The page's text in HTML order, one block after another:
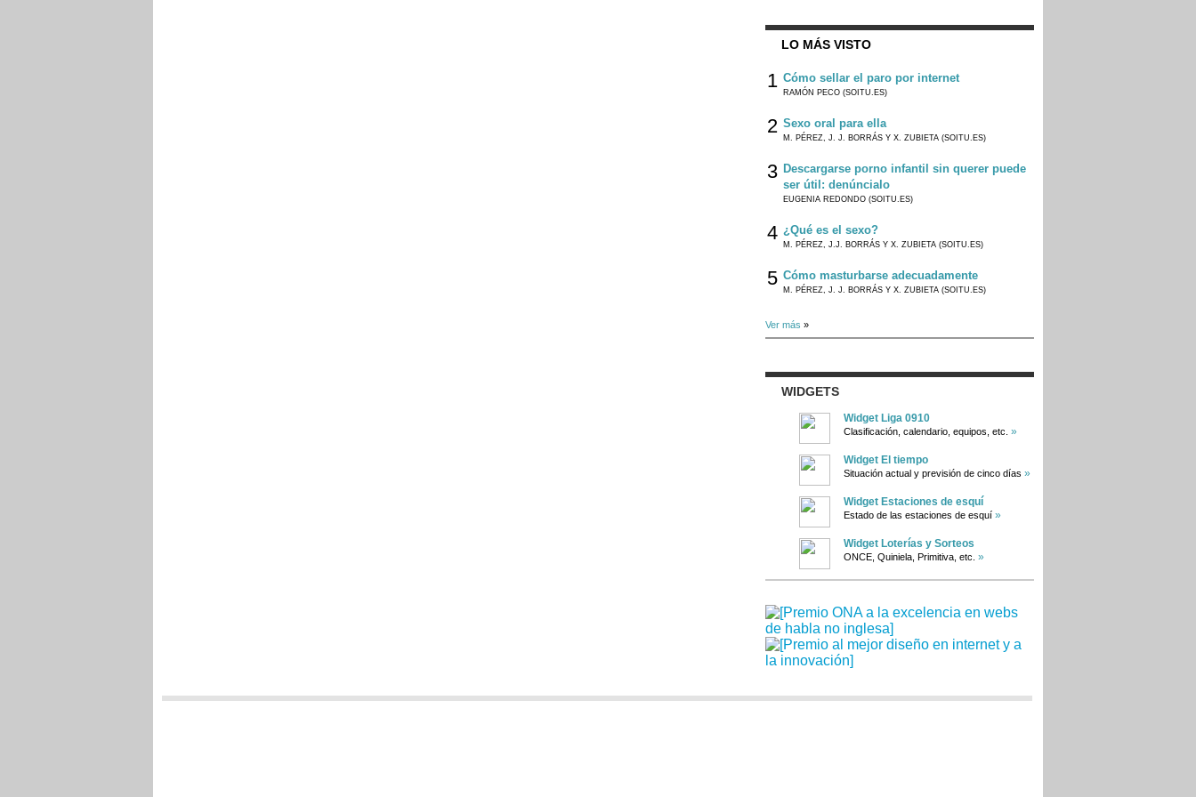
LO MÁS VISTO
1 Cómo sellar el paro por internet
RAMÓN PECO (SOITU.ES)
2 Sexo oral para ella
M. PÉREZ, J. J. BORRÁS Y X. ZUBIETA (SOITU.ES)
3 Descargarse porno infantil sin querer puede
ser útil: denúncialo
EUGENIA REDONDO (SOITU.ES)
4 ¿Qué es el sexo?
M. PÉREZ, J.J. BORRÁS Y X. ZUBIETA (SOITU.ES)
5 Cómo masturbarse adecuadamente
M. PÉREZ, J. J. BORRÁS Y X. ZUBIETA (SOITU.ES)
Ver más »
WIDGETS
Widget Liga 0910
Clasificación, calendario, equipos, etc. »
Widget El tiempo
Situación actual y previsión de cinco días »
Widget Estaciones de esquí
Estado de las estaciones de esquí »
Widget Loterías y Sorteos
ONCE, Quiniela, Primitiva, etc. »